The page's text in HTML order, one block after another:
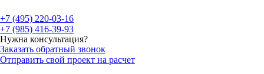
+7 (495) 220-03-16
+7 (985) 416-39-93
Нужна консультация?
Заказать обратный звонок
Отправить свой проект на расчет